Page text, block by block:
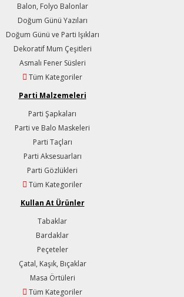
Balon, Folyo Balonlar
Doğum Günü Yazıları
Doğum Günü ve Parti Işıkları
Dekoratif Mum Çeşitleri
Asmalı Fener Süsleri
Tüm Kategoriler
Parti Malzemeleri
Parti Şapkaları
Parti ve Balo Maskeleri
Parti Taçları
Parti Aksesuarları
Parti Gözlükleri
Tüm Kategoriler
Kullan At Ürünler
Tabaklar
Bardaklar
Peçeteler
Çatal, Kaşık, Bıçaklar
Masa Örtüleri
Tüm Kategoriler